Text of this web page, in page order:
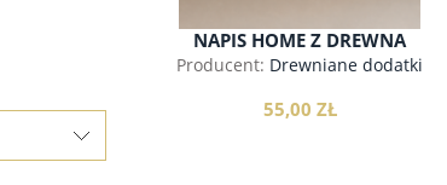
do koszyka
NAPIS HOME Z DREWNA
Producent: Drewniane dodatki
55,00 ZŁ